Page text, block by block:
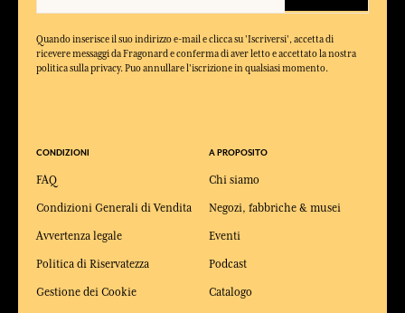
Quando inserisce il suo indirizzo e-mail e clicca su 'Iscriversi', accetta di
ricevere messaggi da Fragonard e conferma di aver letto e accettato la nostra
politica sulla privacy. Puo annullare l'iscrizione in qualsiasi momento.
CONDIZIONI
FAQ
Condizioni Generali di Vendita
Avvertenza legale
Politica di Riservatezza
Gestione dei Cookie
A PROPOSITO
Chi siamo
Negozi, fabbriche & musei
Eventi
Podcast
Catalogo